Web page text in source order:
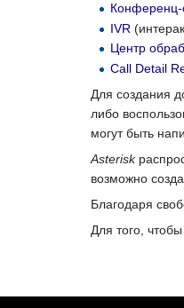
Конференц-
IVR
Центр
Call Detail
Для создания
либо
могут быть
Asterisk
возможно
Благодаря
Для того,